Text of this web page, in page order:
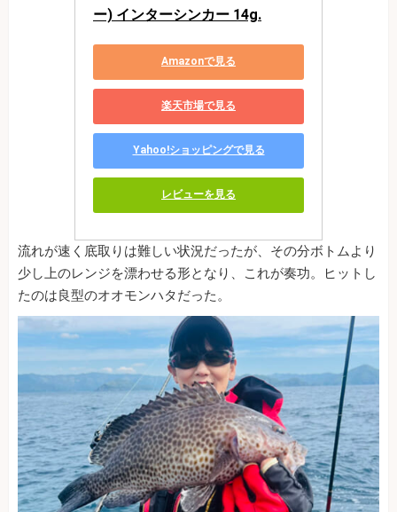
ー) インターシンカー 14g.
Amazonで見る
楽天市場で見る
Yahoo!ショッピングで見る
レビューを見る
流れが速く底取りは難しい状況だったが、その分ボトムより
少し上のレンジを漂わせる形となり、これが奏功。ヒットし
たのは良型のオオモンハタだった。